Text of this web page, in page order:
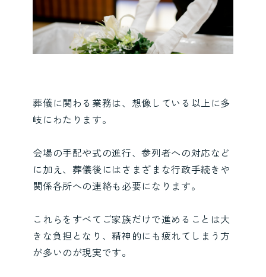
葬儀に関わる業務は、想像している以上に多
岐にわたります。
会場の手配や式の進行、参列者への対応など
に加え、葬儀後にはさまざまな行政手続きや
関係各所への連絡も必要になります。
これらをすべてご家族だけで進めることは大
きな負担となり、精神的にも疲れてしまう方
が多いのが現実です。